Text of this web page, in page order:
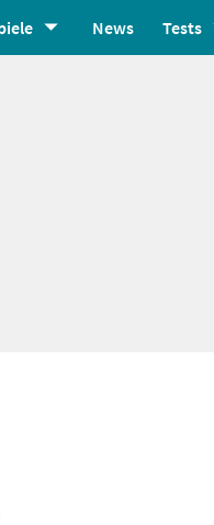
News Tests